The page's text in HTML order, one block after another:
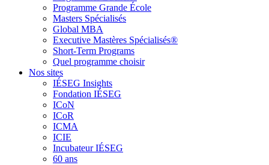
Programme Grande École
Masters Spécialisés
Global MBA
Executive Mastères Spécialisés®
Short-Term Programs
Quel programme choisir
Nos sites
IÉSEG Insights
Fondation IÉSEG
ICoN
ICoR
ICMA
ICIE
Incubateur IÉSEG
60 ans